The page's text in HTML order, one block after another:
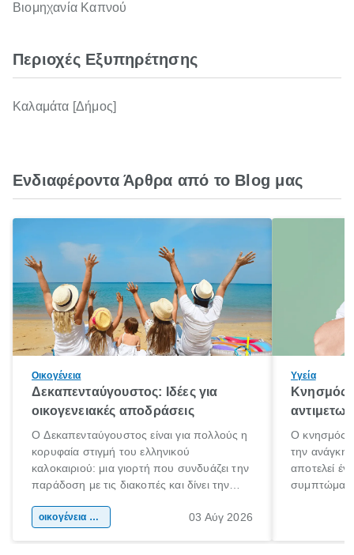
Βιομηχανία Καπνού
Περιοχές Εξυπηρέτησης
Καλαμάτα [Δήμος]
Ενδιαφέροντα Άρθρα από το Blog μας
Οικογένεια
Δεκαπενταύγουστος: Ιδέες για
οικογενειακές αποδράσεις
Ο Δεκαπενταύγουστος είναι για πολλούς η
κορυφαία στιγμή του ελληνικού
καλοκαιριού: μια γιορτή που συνδυάζει την
παράδοση με τις διακοπές και δίνει την
χώρας. Είτε πρόκειται για λίγες μέρες
οικογένεια & παιδί 03 Αύγ 2026
Υγεία
Κνησμός:
Ο κνησμός
την ανάγκη
αποτελεί